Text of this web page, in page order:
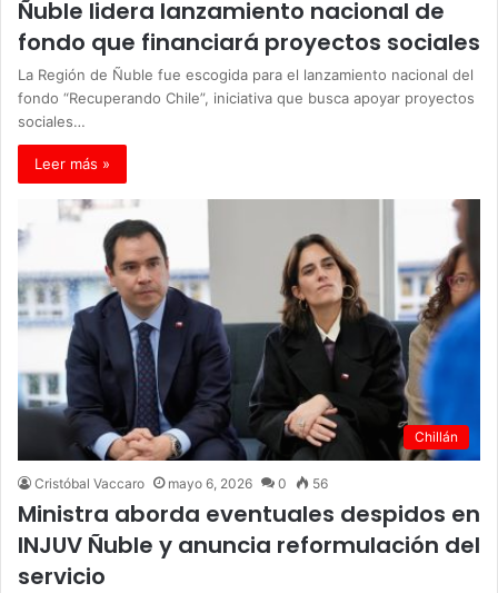
Ñuble lidera lanzamiento nacional de
fondo que financiará proyectos sociales
La Región de Ñuble fue escogida para el lanzamiento nacional del
fondo “Recuperando Chile”, iniciativa que busca apoyar proyectos
sociales…
Leer más »
Chillán
Cristóbal Vaccaro mayo 6, 2026 0 56
Ministra aborda eventuales despidos en
INJUV Ñuble y anuncia reformulación del
servicio